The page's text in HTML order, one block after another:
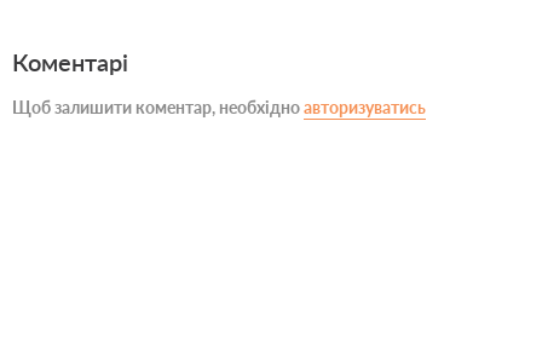
Коментарі
Щоб залишити коментар, необхідноавторизуватись